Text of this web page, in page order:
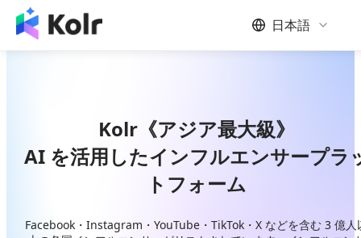
日本語
Kolr《アジア最大級》
AI を活用したインフルエンサープラ
トフォーム
Facebook・Instagram・YouTube・TikTok・X などを含む 3 億人